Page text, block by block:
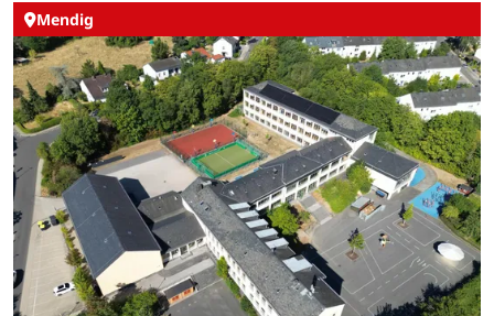
Mendig